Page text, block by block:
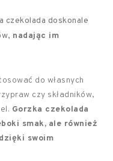
czekolada doskonale
nadając im
do własnych
czy składników,
Gorzka czekolada
smak, ale również
swoim